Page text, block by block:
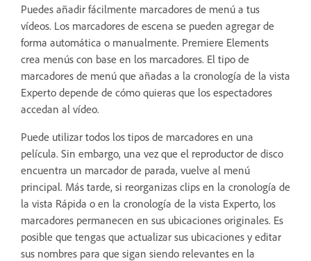
Puedes añadir fácilmente marcadores de menú a tus
vídeos. Los marcadores de escena se pueden agregar de
forma automática o manualmente. Premiere Elements
crea menús con base en los marcadores. El tipo de
marcadores de menú que añadas a la cronología de la vista
Experto depende de cómo quieras que los espectadores
accedan al vídeo.
Puede utilizar todos los tipos de marcadores en una
película. Sin embargo, una vez que el reproductor de disco
encuentra un marcador de parada, vuelve al menú
principal. Más tarde, si reorganizas clips en la cronología de
la vista Rápida o en la cronología de la vista Experto, los
marcadores permanecen en sus ubicaciones originales. Es
posible que tengas que actualizar sus ubicaciones y editar
sus nombres para que sigan siendo relevantes en la